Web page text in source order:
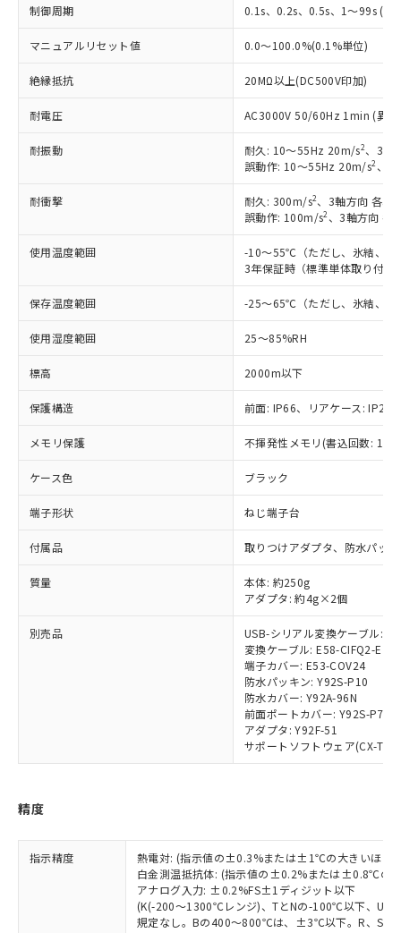
制御周期 0.1s、0.2s、0.5s、1～99s (1s
マニュアルリセット値 0.0～100.0%(0.1%単位)
絶縁抵抗 20MΩ以上(DC500V印加)
耐電圧 AC3000V 50/60Hz 1min (異極
耐振動 耐久: 10～55Hz 20m/s2、3軸
誤動作: 10～55Hz 20m/s2 、3
耐衝撃 耐久: 300m/s2、3軸方向 各3回
誤動作: 100m/s2 、3軸方向 各
使用温度範囲
-10～55℃（ただし、氷結、結
3年保証時（標準単体取り付
保存温度範囲 -25～65℃（ただし、氷結、結
使用湿度範囲 25～85%RH
標高 2000m以下
保護構造 前面: IP66、リアケース: IP20
メモリ保護 不揮発性メモリ(書込回数: 100
ケース色 ブラック
端子形状 ねじ端子台
付属品 取りつけアダプタ、防水パッ
質量
本体: 約250g
アダプタ: 約4g×2個
別売品
USB-シリアル変換ケーブル:
変換ケーブル: E58-CIFQ2-E
端子カバー: E53-COV24
防水パッキン: Y92S-P10
防水カバー: Y92A-96N
前面ポートカバー: Y92S-P7
アダプタ: Y92F-51
サポートソフトウェア(CX-
精度
指示精度
熱電対: (指示値の±0.3%または±1℃の大きいほう
白金測温抵抗体: (指示値の±0.2%または±0.8℃の
アナログ入力: ±0.2%FS±1ディジット以下
(K(-200～1300℃レンジ)、TとNの-100℃以下、U
規定なし。Bの400～800℃は、±3℃以下。R、S
以下の条件をお読みいただき、同意のうえ
ご利用ください。
本サービスは、当社制御機器事業取扱
商品の当社在庫状況および標準価格
(税抜)を提供させていただくもので
当社制御機器事業取扱商品の中には、
本サービスの対象外となる商品もある
在庫状況および標準価格照会結果は、
記載している更新日時点での社内デー
タに基づき作成されるものであり、閲
覧された時点での実際の在庫および標
準価格とは異なる場合があることをご
正式な納期状況および標準価格はお客
様のお取引先、またはお客様担当のオ
ムロン制御機器販売店・当社販売員に
販売ネットワーク
」をご確認
在庫状況および標準価格結果を当社の
事前の承諾なく第三者に漏洩または開
示しないようお願いします。
マイパーツ機能（部品リスト作成サー
ビス）をご利用いただくには、I-Web
メンバーズにご登録されている必要が
お客様が当ウェブサイト上で当社にご
登録された部品リストについて、当社
品・サービスに関するお客様との取
引・商談に必要な範囲で利用すること
※当社の共同利用者とは、"個人情報
の「1.共同利
用者の範囲」に記載されている法人を
対応予定なし：EU RoHS指令（10物質）の
非含有に非対応の商品で、対応品を出す予
定はありません。
調査・確認中：EU RoHS指令（10物質）の
非含有の対応状況を調査中または確認中の
非該当品：ライセンス料など無形物で、有
害物質有無と関係のない商品です。
仕入先様の事情により、非含有部品として
いたものが、含有品と判明した場合などや
むを得ず変更することがあります。
鉛(Pb) 1000ppm以下、 水銀(Hg) 1000ppm以下、 カド
六価クロム(Cr(Ⅵ)) 1000ppm以下、ポリ臭化ビフェニル
(PBDE) 1000ppm以下、フタル酸ビス(2-エチルヘキシ
ル) (DEHP)(別名：DOP) 1000ppm以下、フタル酸ブチ
ルベンジル（BBP） 1000ppm以下、フタル酸ジブチル
（DBP） 1000ppm以下、フタル酸ジイソブチル
但し、RoHS指令で産業用監視および制御機器に対する
図的な使用がないことを確認しています。
月が前後することがあります。
※3 非含有証明書ダウンロード
下記の非含有証明書をダウンロードするこ
EU RoHS指令（10物質）の非含有証明書
51物質の非含有証明書（当社基準）
※本証明書は発行日時点で非含有を証明す
るもので、過去に遡って非含有を証明する
ものではありません。
欄に対応日を記載しておりました。
既に当社にて対応品への在庫切替を完了
していることから、特段のことがない限
り、2022年1月12日より割愛しておりま
※1 中国RoHS○×表
「○」：最大均質材料含有率が中国RoHSの
基準値以下であることを示します。
「×」：最大均質材料含有率が中国RoHSの
基準値を超えていることを示します。
「－」：未確認です。当社販売部門へお問
*中国RoHS10物質の基準値 (GB/T26572)：
Pb(鉛) :1000ppm、 Hg(水銀) : 1000ppm、 Cd(カドミウ
ニル類) : 1000ppm、 PBDEs(ポリ臭化ジフェニルエーテ
DBP(フタル酸ジブチル) : 1000ppm、 DIBP(フタル酸ジ
イソブチル) : 1000ppm、 BBP(フタル酸ブチルベンジ
DEHP(フタル酸ビス(2-エチルヘキシル)) : 1000ppm
「ｅ」：有害物質（10物質）のすべてが基
準値以下であることを示します。
質が外部に漏えいし、環境に深刻な影響を
及ぼさない年数を意味します。
「－」：未確認です。当社販売部門へお問
当社は、これら貴社製品のうち、外国
為替および外国貿易法に定める商品
（以下｢規制貨物等」という）を輸出
国政府の輸出許可(または役務取引許
可)を取得するなどの必要な手続きを
当社は規制貨物を破棄する場合は、完
全に破砕するなど、違法に輸出されな
いよう必要な手段を講じます。
当社は貴社製品を、核兵器、ミサイ
ル、化学兵器、生物兵器またはその他
武器並びにこれらの製造装置等に一切
当社は、貴社製品を第三者に販売する
該第三者に通知します。また当社は、
販売先および販売に係わる関係者が違
法に輸出するおそれがある場合は、取
り引きをいたしません。
キャンセル
記
○ 一定数以上の在庫あり
一定数には満たないが在庫あり
在庫なし(最新の在庫状況につ
いては、お客様のお取引先、ま
機器販売店・当社販売員にご確
受注生産機種、また在庫状況の
情報を公開していない機種